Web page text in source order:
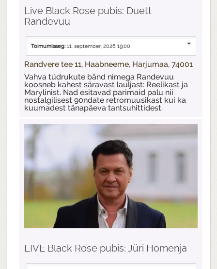
Live Black Rose pubis: Duett
Randevuu
Toimumisaeg: 11. september, 2026 19:00
Randvere tee 11, Haabneeme, Harjumaa, 74001
Vahva tüdrukute bänd nimega Randevuu
koosneb kahest säravast lauljast: Reelikast ja
Marylinist. Nad esitavad parimaid palu nii
nostalgilisest 90ndate retromuusikast kui ka
kuumadest tänapäeva tantsuhittidest.
LIVE Black Rose pubis: Jüri Homenja